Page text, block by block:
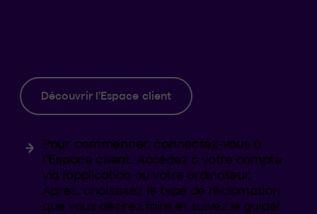
Découvrir l’Espace client
Pour commencer, connectez-vous à
l’Espace client. Accédez à votre compte
via l’application ou votre ordinateur.
Après, choisissez le type de réclamation
que vous désirez faire et suivez le guide!